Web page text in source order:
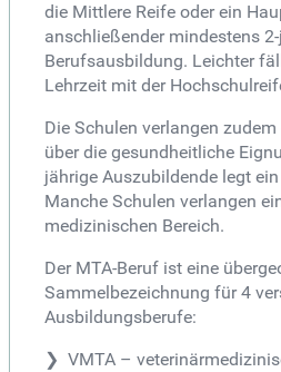
die Mittlere Reife oder ein
anschließender mindestens
Berufsausbildung. Leichter
Lehrzeit mit der
Die Schulen verlangen
über die gesundheitliche
jährige Auszubildende legt
Manche Schulen verlangen
medizinischen Bereich.
Der MTA-Beruf ist eine
Sammelbezeichnung für 4
Ausbildungsberufe:
VMTA –